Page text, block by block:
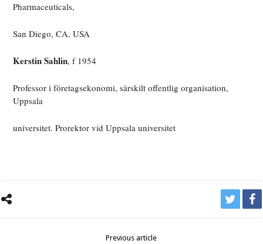
Pharmaceuticals,
San Diego, CA, USA
Kerstin Sahlin, f 1954
Professor i företagsekonomi, särskilt offentlig organisation,
Uppsala
universitet. Prorektor vid Uppsala universitet
Previous article